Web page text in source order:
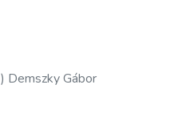
) Demszky Gábor